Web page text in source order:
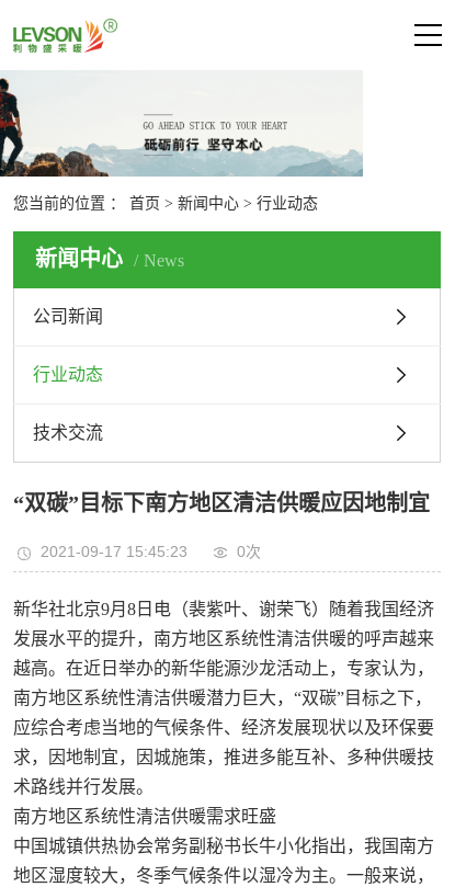
关于利物盛
新闻中心
公司新闻 行业动态
技术支持
联系我们
您当前的位置 ：首页 >新闻中心 >行业动态
新闻中心 News
公司新闻
行业动态
技术交流
“双碳”目标下南方地区清洁供暖应因地制宜
2021-09-17 15:45:23 0次
新华社北京9月8日电（裴紫叶、谢荣飞）随着我国经济
发展水平的提升，南方地区系统性清洁供暖的呼声越来
越高。在近日举办的新华能源沙龙活动上，专家认为，
南方地区系统性清洁供暖潜力巨大，“双碳”目标之下，
应综合考虑当地的气候条件、经济发展现状以及环保要
求，因地制宜，因城施策，推进多能互补、多种供暖技
术路线并行发展。
南方地区系统性清洁供暖需求旺盛
中国城镇供热协会常务副秘书长牛小化指出，我国南方
地区湿度较大，冬季气候条件以湿冷为主。一般来说，